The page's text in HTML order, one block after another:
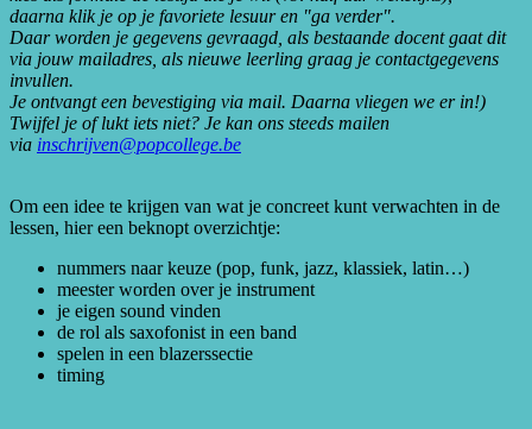
daarna klik je op je favoriete lesuur en "ga verder".
Daar worden je gegevens gevraagd, als bestaande docent gaat dit
via jouw mailadres, als nieuwe leerling graag je contactgegevens
invullen.
Je ontvangt een bevestiging via mail. Daarna vliegen we er in!)
Twijfel je of lukt iets niet? Je kan ons steeds mailen
via inschrijven@popcollege.be
Om een idee te krijgen van wat je concreet kunt verwachten in de
lessen, hier een beknopt overzichtje:
nummers naar keuze (pop, funk, jazz, klassiek, latin…)
meester worden over je instrument
je eigen sound vinden
de rol als saxofonist in een band
spelen in een blazerssectie
timing